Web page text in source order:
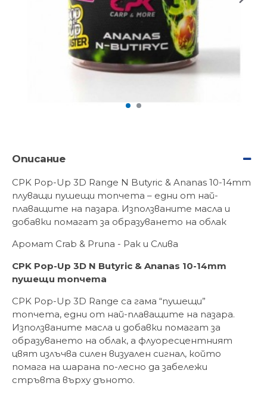
Описание
CPK Pop-Up 3D Range N Butyric & Ananas 10-14mm
плуващи пушещи топчета – едни от най-
плаващите на пазара. Използваните масла и
добавки помагат за образуването на облак
Аромат Crab & Pruna - Рак и Слива
CPK Pop-Up 3D N Butyric & Ananas 10-14mm
пушещи топчета
CPK Pop-Up 3D Range са гама “пушещи”
топчета, едни от най-плаващите на пазара.
Използваните масла и добавки помагат за
образуването на облак, а флуоресцентният
цвят излъчва силен визуален сигнал, който
помага на шарана по-лесно да забележи
стръвта върху дъното.